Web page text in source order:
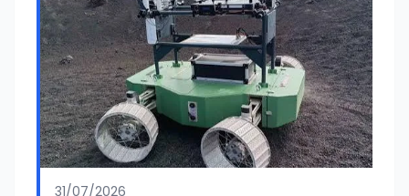
31/07/2026